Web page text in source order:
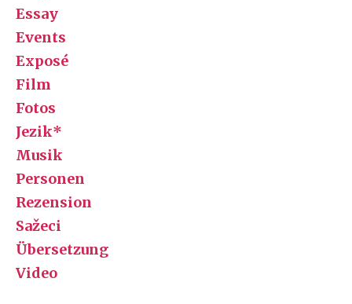
Essay
Events
Exposé
Film
Fotos
Jezik*
Musik
Personen
Rezension
Sažeci
Übersetzung
Video